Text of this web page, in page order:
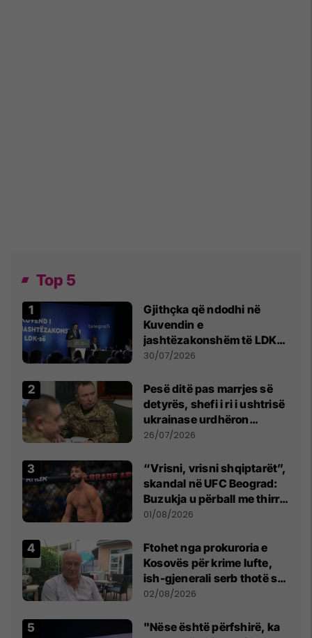
Top 5
Gjithçka që ndodhi në
Kuvendin e
jashtëzakonshëm të LDK-
së
30/07/2026
Pesë ditë pas marrjes së
detyrës, shefi i ri i ushtrisë
ukrainase urdhëron
kontroll të madh
26/07/2026
“Vrisni, vrisni shqiptarët”,
skandal në UFC Beograd:
Buzukja u përball me thirrje
anti-shqiptare nga
01/08/2026
Ftohet nga prokuroria e
Kosovës për krime lufte,
ish-gjenerali serb thotë se
dikush e tradhtoi në
02/08/2026
"Nëse është përfshirë, ka